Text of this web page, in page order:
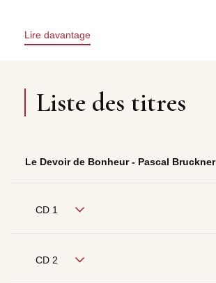
Lire davantage
Liste des titres
Le Devoir de Bonheur - Pascal Bruckner
CD 1
CD 2